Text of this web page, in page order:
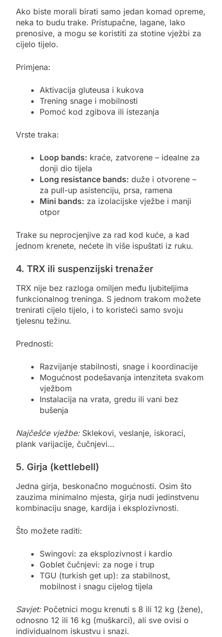
Ako biste morali birati samo jedan komad opreme,
neka to budu trake. Pristupačne, lagane, lako
prenosive, a mogu se koristiti za stotine vježbi za
cijelo tijelo.
Primjena:
Aktivacija gluteusa i kukova
Trening snage i mobilnosti
Pomoć kod zgibova ili istezanja
Vrste traka:
Loop bands: kraće, zatvorene – idealne za
donji dio tijela
Long resistance bands: duže i otvorene –
za pull-up asistenciju, prsa, ramena
Mini bands: za izolacijske vježbe i manji
otpor
Trake su neprocjenjive za rad kod kuće, a kad
jednom krenete, nećete ih više ispuštati iz ruku.
4. TRX ili suspenzijski trenažer
TRX nije bez razloga omiljen među ljubiteljima
funkcionalnog treninga. S jednom trakom možete
trenirati cijelo tijelo, i to koristeći samo svoju
tjelesnu težinu.
Prednosti:
Razvijanje stabilnosti, snage i koordinacije
Mogućnost podešavanja intenziteta svakom
vježbom
Instalacija na vrata, gredu ili vani bez
bušenja
Najčešće vježbe:Sklekovi, veslanje, iskoraci,
plank varijacije, čučnjevi…
5. Girja (kettlebell)
Jedna girja, beskonačno mogućnosti. Osim što
zauzima minimalno mjesta, girja nudi jedinstvenu
kombinaciju snage, kardija i eksplozivnosti.
Što možete raditi:
Swingovi: za eksplozivnost i kardio
Goblet čučnjevi: za noge i trup
TGU (turkish get up): za stabilnost,
mobilnost i snagu cijelog tijela
Savjet:Početnici mogu krenuti s 8 ili 12 kg (žene),
odnosno 12 ili 16 kg (muškarci), ali sve ovisi o
individualnom iskustvu i snazi.